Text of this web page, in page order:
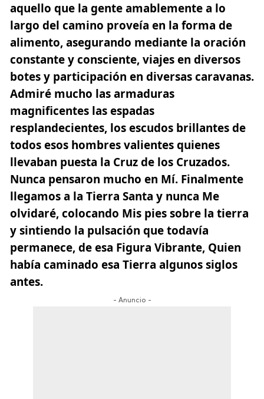
aquello que la gente amablemente a lo
largo del camino proveía en la forma de
alimento, asegurando mediante la oración
constante y consciente, viajes en diversos
botes y participación en diversas caravanas.
Admiré mucho las armaduras
magnificentes las espadas
resplandecientes, los escudos brillantes de
todos esos hombres valientes quienes
llevaban puesta la Cruz de los Cruzados.
Nunca pensaron mucho en Mí. Finalmente
llegamos a la Tierra Santa y nunca Me
olvidaré,colocando Mis pies sobre la tierra
y sintiendo la pulsación que todavía
permanece, de esa Figura Vibrante, Quien
había caminado esa Tierra algunos siglos
antes.
- Anuncio -